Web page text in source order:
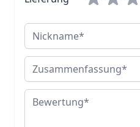
Nickname
Zusammenfassung
Bewertung